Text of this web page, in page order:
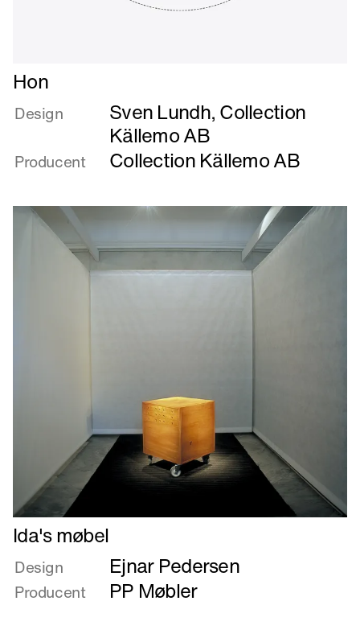
Læs
mere
om
Hon
Design
Sven Lundh, Collection
Källemo AB
Producent Collection Källemo AB
Læs
mere
om
Ida's
møbel
Ida's møbel
Design Ejnar Pedersen
Producent PP Møbler